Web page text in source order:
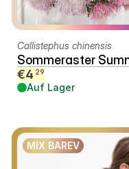
Callistephus chinensis
Sommeraster
€4 29
Auf Lager
MIX BAREV